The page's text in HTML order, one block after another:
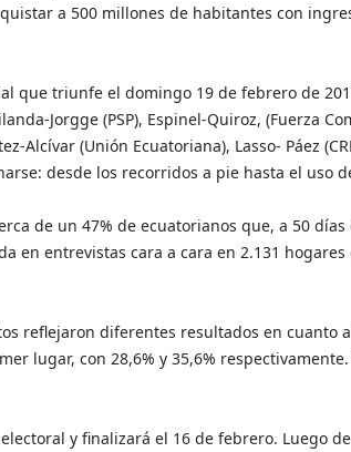
a 500 millones de habitantes con
que triunfe el domingo 19 de febrero de
Jorgge (PSP), Espinel-Quiroz, (Fuerza
Alcívar (Unión Ecuatoriana), Lasso- Páez
desde los recorridos a pie hasta el uso
de un 47% de ecuatorianos que, a 50
en entrevistas cara a cara en 2.131
reflejaron diferentes resultados en cuanto
lugar, con 28,6% y 35,6%
y finalizará el 16 de febrero. Luego